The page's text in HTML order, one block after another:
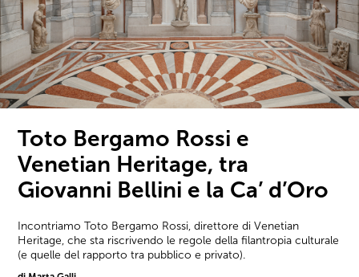
Toto Bergamo Rossi e
Venetian Heritage, tra
Giovanni Bellini e la Ca’ d’Oro
Incontriamo Toto Bergamo Rossi, direttore di Venetian
Heritage, che sta riscrivendo le regole della filantropia culturale
(e quelle del rapporto tra pubblico e privato).